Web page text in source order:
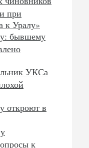
при
к Уралу»
бывшему
УКСа
откроют в
к